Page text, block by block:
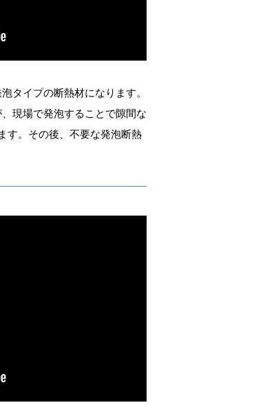
タイプの断熱材になります。
現場で発泡することで隙間な
す。その後、不要な発泡断熱